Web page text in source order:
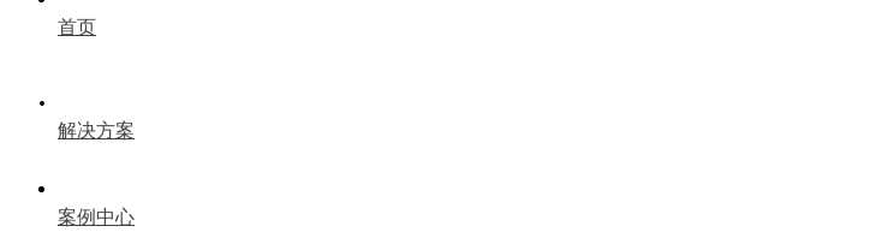
首页
解决方案
案例中心